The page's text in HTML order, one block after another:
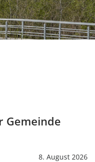
Gemeinde
8. August 2026